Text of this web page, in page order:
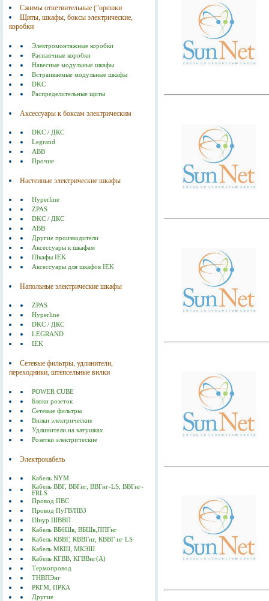
Сжимы ответвительные ("орешки
Щиты, шкафы, боксы электрические,
коробки
Электромонтажные коробки
Распаячные коробки
Навесные модульные шкафы
Встраиваемые модульные шкафы
DKC
Распределительные щиты
Аксессуары к боксам электрическим
DKC / ДКС
Legrand
ABB
Прочие
Настенные электрические шкафы
Hyperline
ZPAS
DKC / ДКС
ABB
Другие производители
Аксессуары к шкафам
Шкафы IEK
Аксессуары для шкафов IEK
Напольные электрические шкафы
ZPAS
Hyperline
DKC / ДКС
LEGRAND
IEK
Сетевые фильтры, удлинители,
переходники, штепсельные вилки
POWER CUBE
Блоки розеток
Сетевые фильтры
Вилки электрические
Удлинители на катушках
Розетки электрические
Электрокабель
Кабель NYM
Кабель ВВГ, ВВГнг, ВВГнг-LS, ВВГнг-
FRLS
Провод ПВС
Провод ПуГВ/ПВ3
Шнур ШВВП
Кабель ВБбШв, ВБШв,ППГнг
Кабель КВВГ, КВВГнг, КВВГ нг LS
Кабель МКШ, МКЭШ
Кабель КГВВ, КГВВнг(А)
Термопровод
ТНВПЭнг
РКГМ, ПРКА
Другие